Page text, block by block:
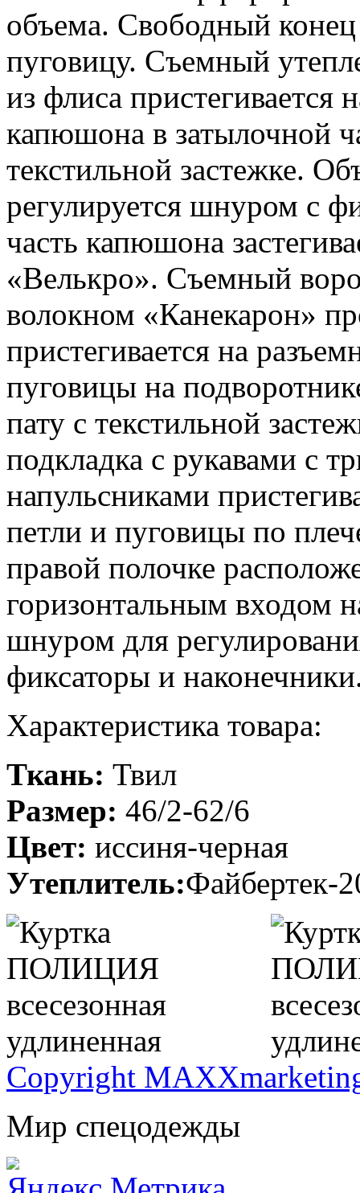
объема. Свободный конец
пуговицу. Съемный
из флиса
капюшона в затылочной
текстильной застежке.
регулируется шнуром с
часть капюшона
«Велькро». Съемный
волокном «Канекарон»
пристегивается на
пуговицы на
пату с текстильной
подкладка с рукавами с
напульсниками
петли и пуговицы по
правой полочке
горизонтальным входом
шнуром для
фиксаторы и
Характеристика товара:
Ткань: Твил
Размер: 46/2-62/6
Цвет: иссиня-черная
Утеплитель:Файбертек-
Copyright
Мир спецодежды